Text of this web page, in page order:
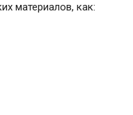
материалов, как: